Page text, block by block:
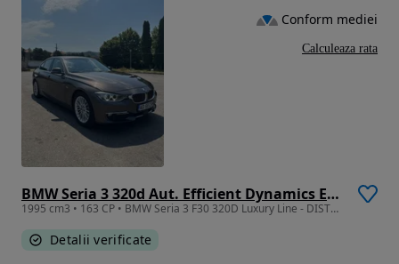
BMW Seria 3 320d Aut. Efficient Dynamics Edition Luxury Line
1995 cm3 • 163 CP • BMW Seria 3 F30 320D Luxury Line - DISTRONIC
Detalii verificate
Conform mediei
Calculeaza rata